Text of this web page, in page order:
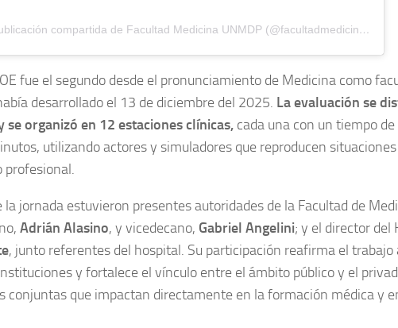
Una publicación compartida de Facultad Medicina UNMDP (@facultadmedicinaunmdp)
fue el segundo desde el pronunciamiento de Medicina como
desarrollado el 13 de diciembre del 2025. La evaluación se
se organizó en 12 estaciones clínicas, cada una con un tiempo
utilizando actores y simuladores que reproducen
profesional.
la jornada estuvieron presentes autoridades de la Facultad de
Adrián Alasino, y vicedecano, Gabriel Angelini; y el director del
, junto referentes del hospital. Su participación reafirma el
y fortalece el vínculo entre el ámbito público y el
conjuntas que impactan directamente en la formación médica y